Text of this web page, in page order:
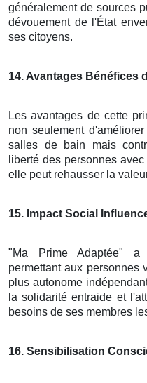
généralement de sources
dévouement de l'État
ses citoyens.
14. Avantages Bénéfices
Les avantages de cette
non seulement
salles de bain mais
liberté des personnes
elle peut rehausser la
15. Impact Social
"Ma Prime Adaptée" a
permettant aux personnes
plus autonome
la solidarité entraide et
besoins de ses membres
16. Sensibilisation